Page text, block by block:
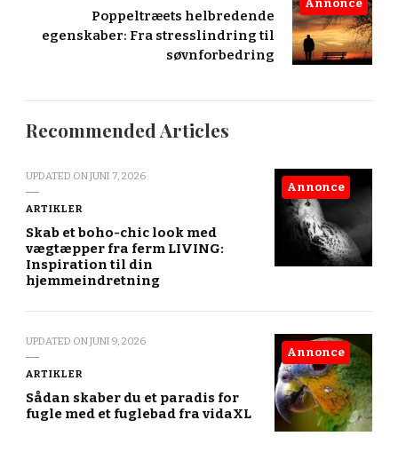
Poppeltræets helbredende
egenskaber: Fra stresslindring til
søvnforbedring
Annonce
Recommended Articles
UPDATED ONJUNI 7, 2026
ARTIKLER
Skab et boho-chic look med
vægtæpper fra ferm LIVING:
Inspiration til din
hjemmeindretning
Annonce
UPDATED ONJUNI 9, 2026
ARTIKLER
Sådan skaber du et paradis for
fugle med et fuglebad fra vidaXL
Annonce